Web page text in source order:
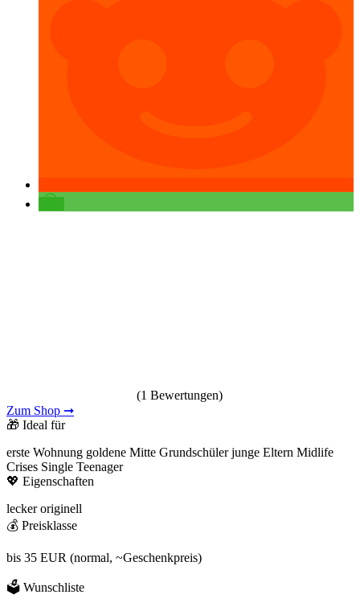
(1 Bewertungen)
Zum Shop ➞
🎁 Ideal für
erste Wohnung goldene Mitte Grundschüler junge Eltern Midlife
Crises Single Teenager
💖 Eigenschaften
lecker originell
💰 Preisklasse
bis 35 EUR (normal, ~Geschenkpreis)
🗳️ Wunschliste